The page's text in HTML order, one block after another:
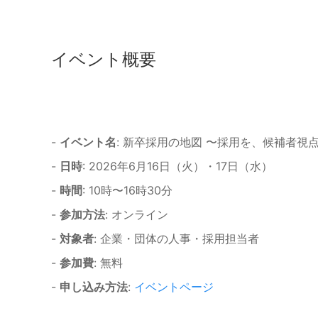
イベント概要
- イベント名: 新卒採用の地図 〜採用を、候補者視
- 日時: 2026年6月16日（火）・17日（水）
- 時間: 10時〜16時30分
- 参加方法: オンライン
- 対象者: 企業・団体の人事・採用担当者
- 参加費: 無料
- 申し込み方法: イベントページ